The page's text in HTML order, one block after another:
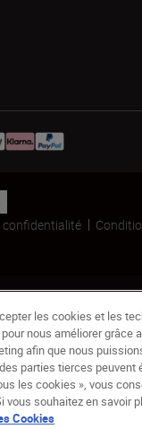
confidentialité
les cookies et les
nous améliorer
afin que nous
parties tierces
les cookies », vous
souhaitez en savoir
Cookies